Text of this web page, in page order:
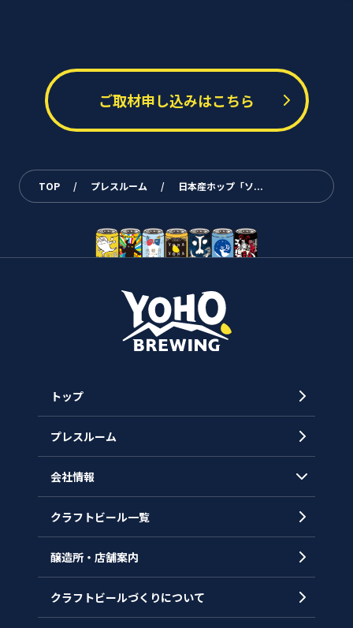
ご取材申し込みはこちら
TOP / プレスルーム / 日本産ホップ「ソ...
トップ
プレスルーム
会社情報
会社概要
沿革
クラフトビール一覧
醸造所・店舗案内
クラフトビールづくりについて